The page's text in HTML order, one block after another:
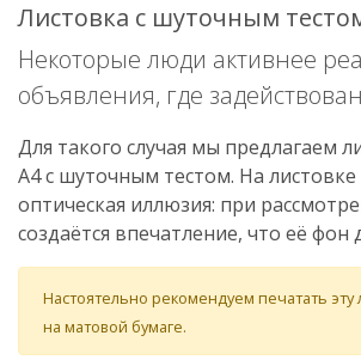
Листовка с шуточным
Некоторые люди активнее
объявления, где
Для такого случая мы предлагаем
А4 с шуточным тестом. На листовке
оптическая иллюзия: при
создаётся впечатление, что её фон
Настоятельно рекомендуем печатать эту
на матовой бумаге.